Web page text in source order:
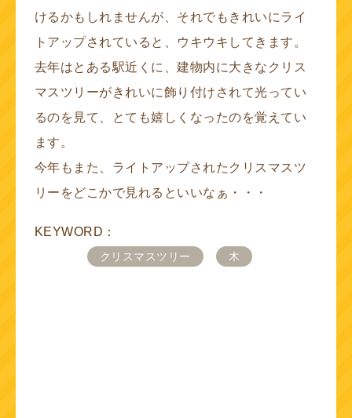
けるかもしれませんが、それでもきれいにライ
トアップされていると、ウキウキしてきます。
去年はとある駅近くに、建物内に大きなクリス
マスツリーがきれいに飾り付けされて光ってい
るのを見て、とても嬉しくなったのを覚えてい
ます。
今年もまた、ライトアップされたクリスマスツ
リーをどこかで見れるといいなぁ・・・
KEYWORD：
クリスマスツリー 木